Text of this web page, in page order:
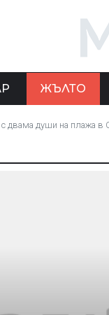
ЖЪЛТО
двама души на плажа в